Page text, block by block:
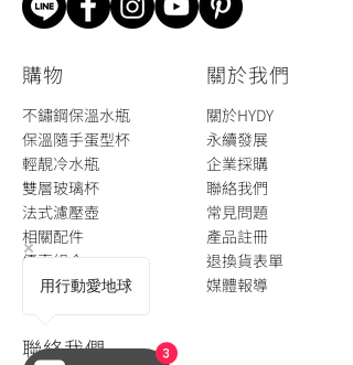
​購物
不鏽鋼保溫水瓶
保溫隨手蛋型杯
輕靚冷水瓶
雙層玻璃杯
法式濾壓壺​
​相關配件
​優惠組合
循環餐具租賃
關於我們
關於HYDY
永續發展
企業採購
聯絡我們
​常見問題
​​產品註冊
退換貨表單
​媒體報導
聯絡我們
用行動愛地球
3